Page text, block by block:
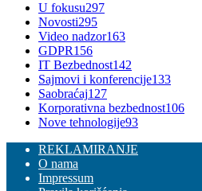
U fokusu297
Novosti295
Video nadzor163
GDPR156
IT Bezbednost142
Sajmovi i konferencije133
Saobraćaj127
Korporativna bezbednost106
Nove tehnologije93
REKLAMIRANJE
O nama
Impressum